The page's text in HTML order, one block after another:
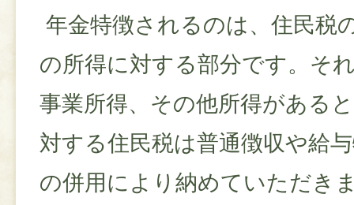
年金特徴されるのは、住民税
の所得に対する部分です。そ
事業所得、その他所得がある
対する住民税は普通徴収や給
の併用により納めていただき